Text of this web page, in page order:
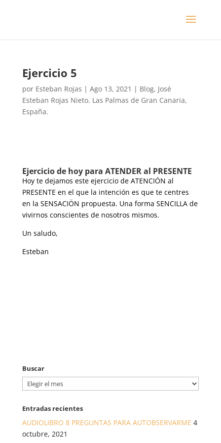
Ejercicio 5
por Esteban Rojas | Ago 13, 2021 | Blog, José
Esteban Rojas Nieto. Las Palmas de Gran Canaria,
España.
Ejercicio de hoy para ATENDER al PRESENTE
Hoy te dejamos este ejercicio de ATENCIÓN al
PRESENTE en el que la intención es que te centres
en la SENSACIÖN propuesta. Una forma SENCILLA de
vivirnos conscientes de nosotros mismos.
Un saludo,
Esteban
Buscar
Buscar
Entradas recientes
AUDIOLIBRO 8 PREGUNTAS PARA AUTOBSERVARME 4
octubre, 2021